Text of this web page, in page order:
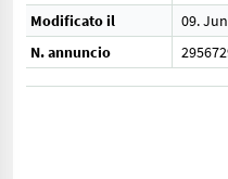
Modificato il
09.
N. annuncio